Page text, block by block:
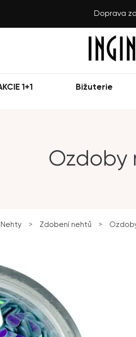
Doprava
1+1 Bižuterie
Ozdoby
Nehty > Zdobení nehtů >